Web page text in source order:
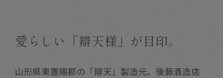
愛らしい「辯天様」が目印。
山形県東置賜郡の「辯天」製造元、後藤酒造店